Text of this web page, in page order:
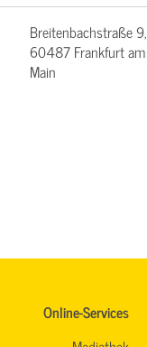
Breitenbachstraße 9,
60487 Frankfurt am
Main
Online-Services